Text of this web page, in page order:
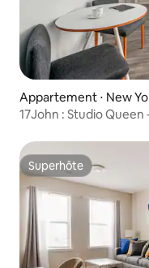
Appartement ⋅ New
17John : Studio
Superhôte
Superhôte